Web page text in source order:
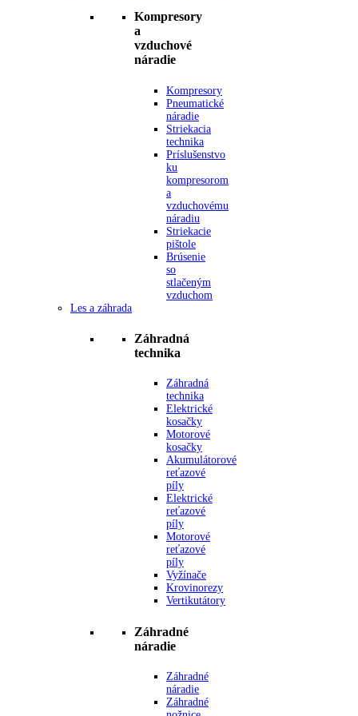
Kompresory
a
vzduchové
náradie
Kompresory
Pneumatické
náradie
Striekacia
technika
Príslušenstvo
ku
kompresorom
a
vzduchovému
náradiu
Striekacie
pištole
Brúsenie
so
stlačeným
vzduchom
Les a záhrada
Záhradná
technika
Záhradná
technika
Elektrické
kosačky
Motorové
kosačky
Akumulátorové
reťazové
píly
Elektrické
reťazové
píly
Motorové
reťazové
píly
Vyžínače
Krovinorezy
Vertikutátory
Záhradné
náradie
Záhradné
náradie
Záhradné